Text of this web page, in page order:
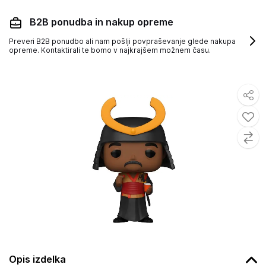
Opis izdelka
B2B ponudba in nakup opreme
Preveri B2B ponudbo ali nam pošlji povpraševanje glede nakupa
opreme. Kontaktirali te bomo v najkrajšem možnem času.